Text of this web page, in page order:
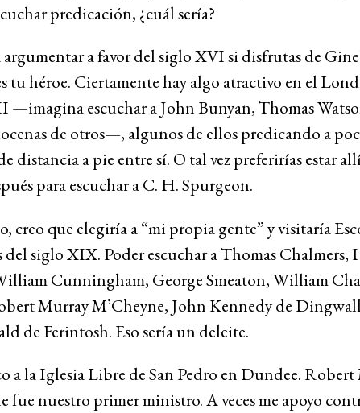
predicación, ¿cuál sería?
argumentar a favor del siglo XVI si disfrutas de
tu héroe. Ciertamente hay algo atractivo en el
—imagina escuchar a John Bunyan, Thomas
de otros—, algunos de ellos predicando a
distancia a pie entre sí. O tal vez preferirías estar
para escuchar a C. H. Spurgeon.
creo que elegiría a “mi propia gente” y visitaría
del siglo XIX. Poder escuchar a Thomas Chalmers,
Cunningham, George Smeaton, William
Murray M’Cheyne, John Kennedy de
de Ferintosh. Eso sería un deleite.
a la Iglesia Libre de San Pedro en Dundee.
fue nuestro primer ministro. A veces me apoyo